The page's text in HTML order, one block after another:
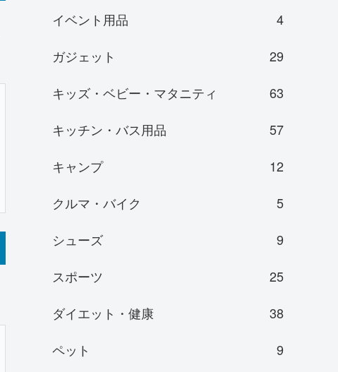
イベント用品
4
ガジェット
29
キッズ・ベビー・マタニティ
63
キッチン・バス用品
57
キャンプ
12
クルマ・バイク
5
シューズ
9
スポーツ
25
ダイエット・健康
38
ペット
9